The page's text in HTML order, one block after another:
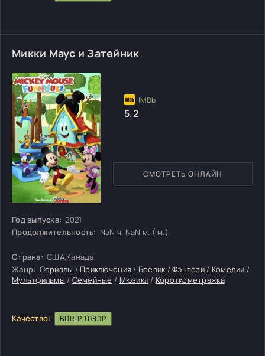
Микки Маус и Затейник
Год выпуска: 2021
Продолжительность: NaN ч. NaN м. ( м.)
Страна: США,Канада
Жанр: Сериалы / Приключения / Боевик/Фэнтези / Комедии /
Мультфильмы / Семейные / Мюзикл / Короткометражка
Качество: BDRIP 1080P
СМОТРЕТЬ ОНЛАЙН
5.2